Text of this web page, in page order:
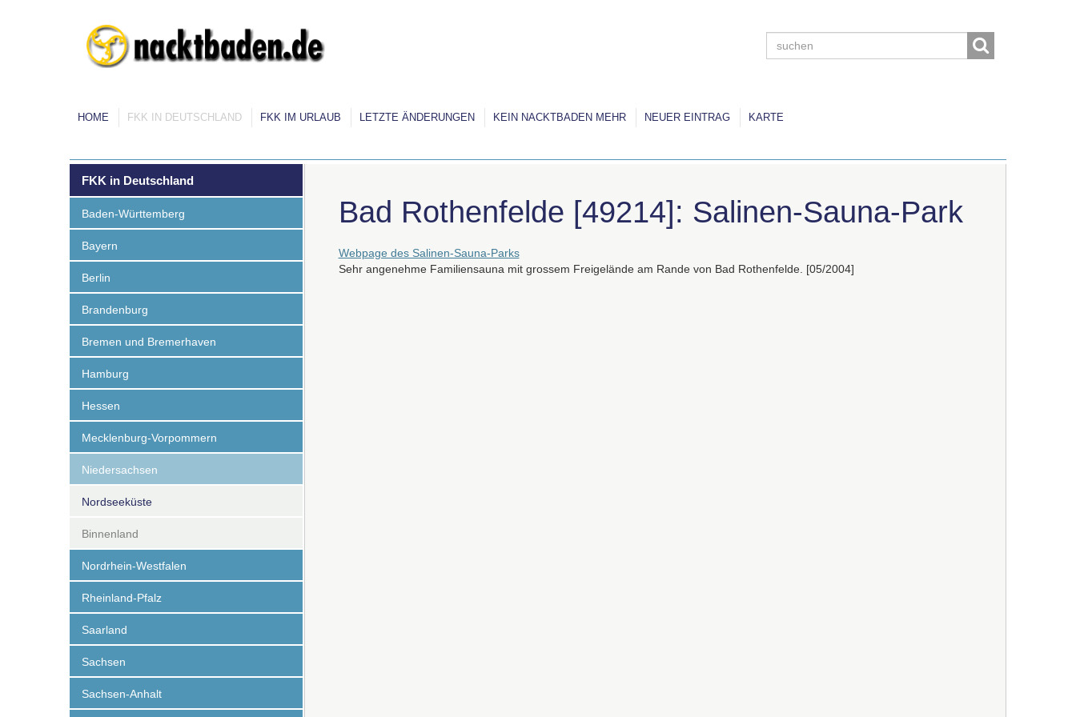
HOME FKK IN DEUTSCHLAND FKK IM URLAUB LETZTE ÄNDERUNGEN KEIN NACKTBADEN MEHR NEUER EINTRAG KARTE
Bad Rothenfelde [49214]: Salinen-Sauna-Park
Webpage des Salinen-Sauna-Parks
Sehr angenehme Familiensauna mit grossem Freigelände am Rande von Bad Rothenfelde. [05/2004]
FKK in Deutschland
Baden-Württemberg
Bayern
Berlin
Brandenburg
Bremen und Bremerhaven
Hamburg
Hessen
Mecklenburg-Vorpommern
Niedersachsen
Nordseeküste
Binnenland
Nordrhein-Westfalen
Rheinland-Pfalz
Saarland
Sachsen
Sachsen-Anhalt